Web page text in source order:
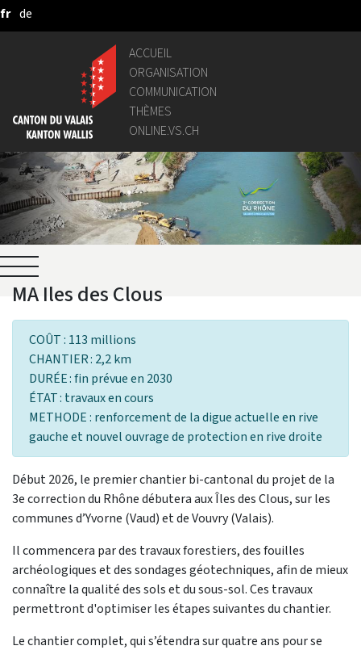
Saut au contenu principal
fr de
ACCUEIL
ORGANISATION
COMMUNICATION
THÈMES
ONLINE.VS.CH
MA Iles des Clous
COÛT : 113 millions
CHANTIER : 2,2 km
DURÉE : fin prévue en 2030
ÉTAT : travaux en cours
METHODE : renforcement de la digue actuelle en rive
gauche et nouvel ouvrage de protection en rive droite
Début 2026, le premier chantier bi-cantonal du projet de la
3e correction du Rhône débutera aux Îles des Clous, sur les
communes d’Yvorne (Vaud) et de Vouvry (Valais).
Il commencera par des travaux forestiers, des fouilles
archéologiques et des sondages géotechniques, afin de mieux
connaître la qualité des sols et du sous-sol. Ces travaux
permettront d'optimiser les étapes suivantes du chantier.
Le chantier complet, qui s’étendra sur quatre ans pour se